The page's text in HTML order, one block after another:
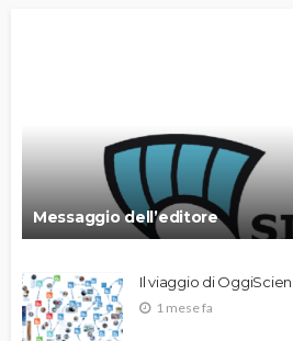
Messaggio dell’editore
Il viaggio di
1 mese fa